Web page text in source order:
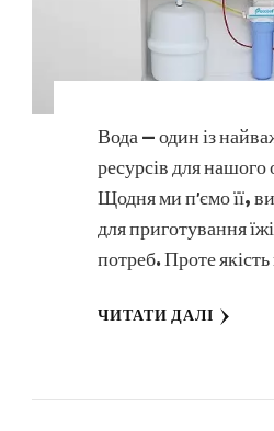
Вода — один із
ресурсів для нашого
Щодня ми п’ємо її,
для приготування
потреб. Проте
ЧИТАТИ ДАЛІ